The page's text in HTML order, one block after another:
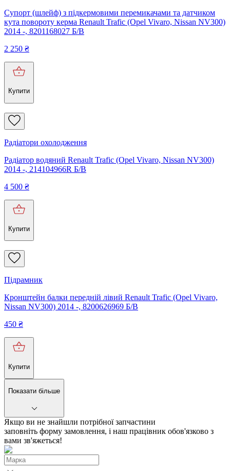
Супорт (шлейф) з підкермовими перемикачами та датчиком
кута повороту керма Renault Trafic (Opel Vivaro, Nissan NV300)
2014 -, 8201168027 Б/В
2 250 ₴
Купити
Радіатори охолодження
Радіатор водяний Renault Trafic (Opel Vivaro, Nissan NV300)
2014 -, 214104966R Б/В
4 500 ₴
Купити
Підрамник
Кронштейн балки передній лівий Renault Trafic (Opel Vivaro,
Nissan NV300) 2014 -, 8200626969 Б/В
450 ₴
Купити
Показати більше
Якщо ви не знайшли потрібної запчастини
заповніть форму замовлення, і наш працівник обов'язково з
вами зв'яжеться!